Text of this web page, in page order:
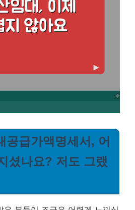
공급가액명세서, 어
셨나요? 저도 그랬